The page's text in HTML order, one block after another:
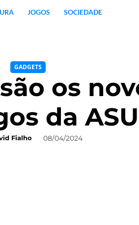
JOGOS SOCIEDADE
GADGETS
são os
da
Fialho 08/04/2024